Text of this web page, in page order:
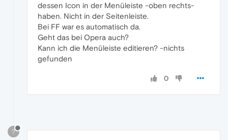
dessen Icon in der Menüleiste -oben rechts-
haben. Nicht in der Seitenleiste.
Bei FF war es automatisch da.
Geht das bei Opera auch?
Kann ich die Menüleiste editieren? -nichts
gefunden
0
?